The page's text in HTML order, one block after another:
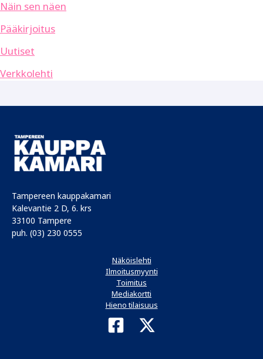
Näin sen näen
Pääkirjoitus
Uutiset
Verkkolehti
Tampereen kauppakamari
Kalevantie 2 D, 6. krs
33100 Tampere
puh. (03) 230 0555
Näköislehti
Ilmoitusmyynti
Toimitus
Mediakortti
Hieno tilaisuus